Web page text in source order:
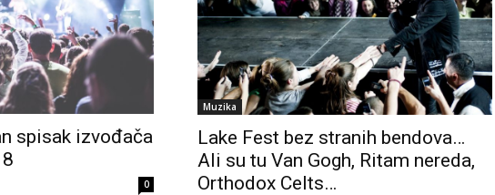
spisak izvođača
0
Muzika
Lake Fest bez stranih bendova…
Ali su tu Van Gogh, Ritam nereda,
Orthodox Celts…